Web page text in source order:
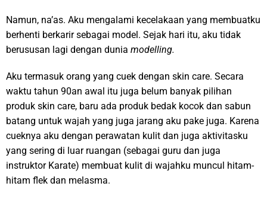
Namun, na’as. Aku mengalami kecelakaan yang membuatku
berhenti berkarir sebagai model. Sejak hari itu, aku tidak
berususan lagi dengan dunia modelling.
Aku termasuk orang yang cuek dengan skin care. Secara
waktu tahun 90an awal itu juga belum banyak pilihan
produk skin care, baru ada produk bedak kocok dan sabun
batang untuk wajah yang juga jarang aku pake juga. Karena
cueknya aku dengan perawatan kulit dan juga aktivitasku
yang sering di luar ruangan (sebagai guru dan juga
instruktor Karate) membuat kulit di wajahku muncul hitam-
hitam flek dan melasma.